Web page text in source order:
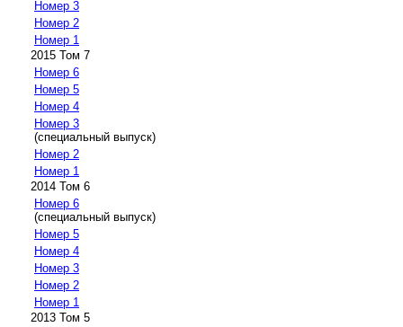
Номер 3
Номер 2
Номер 1
2015 Том 7
Номер 6
Номер 5
Номер 4
Номер 3
(специальный выпуск)
Номер 2
Номер 1
2014 Том 6
Номер 6
(специальный выпуск)
Номер 5
Номер 4
Номер 3
Номер 2
Номер 1
2013 Том 5